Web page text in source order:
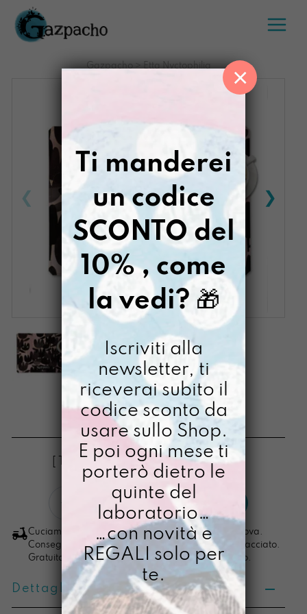
Salta
contenuto
Gazpacho> Etta Nyctophilia
ETTA NYCTOPHILIA
€ 20,00
[ Tovaglietta Americana: 34 X 45 cm ]
Nyctophilia
quantità
LO VOGLIO
Cuciamo ogni ordine nel nostro laboratorio di Padova.
Consegna in 4/5 giorni lavorativi, pacco sempre tracciato.
Gratuita per ordini di importo superiore ai 100 euro.
Dettagli prodotto
Ti manderei
un codice
SCONTO del
10% , come
la vedi? 🎁
Iscriviti alla
newsletter, ti
riceverai subito il
codice sconto da
usare sullo Shop.
E poi ogni mese ti
porterò dietro le
quinte del
laboratorio…
…con novità e
REGALI solo per
te.
×